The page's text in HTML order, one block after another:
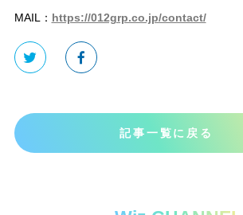
MAIL： https://012grp.co.jp/contact/
記事一覧に戻る